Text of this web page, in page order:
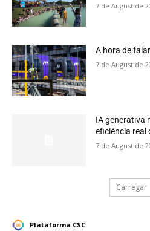
7 de August de
A hora de
7 de August de
IA generativa
eficiência real
7 de August de
Carregar
Plataforma CSC